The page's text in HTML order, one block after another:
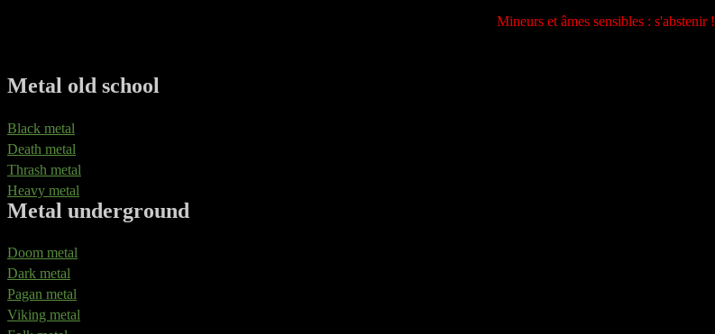
Mineurs et âmes sensibles : s'abstenir !
Metal old school
Black metal
Death metal
Thrash metal
Heavy metal
Metal underground
Doom metal
Dark metal
Pagan metal
Viking metal